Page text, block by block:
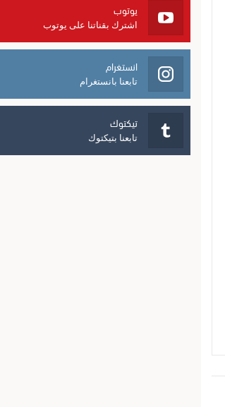
يوتوب
اشترك بقناتنا على يوتوب
انستغرام
تابعنا بانستغرام
تيكتوك
تابعنا بتيكتوك